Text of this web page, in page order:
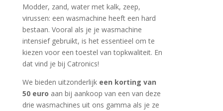
Modder, zand, water met kalk, zeep,
virussen: een wasmachine heeft een hard
bestaan. Vooral als je je wasmachine
intensief gebruikt, is het essentieel om te
kiezen voor een toestel van topkwaliteit. En
dat vind je bij Catronics!
We bieden uitzonderlijk een korting van
50 euro aan bij aankoop van een van deze
drie wasmachines uit ons gamma als je ze